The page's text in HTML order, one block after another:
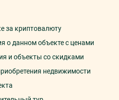
за криптовалюту
о данном объекте с ценами
и объекты со скидками
недвижимости